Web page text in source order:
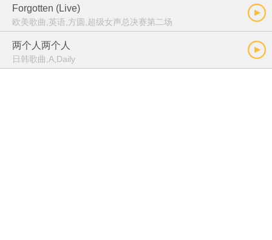
Forgotten (Live)
欧美歌曲,英语,方圆,超级女声总决赛第二场
两个人两个人
日韩歌曲,A,Daily